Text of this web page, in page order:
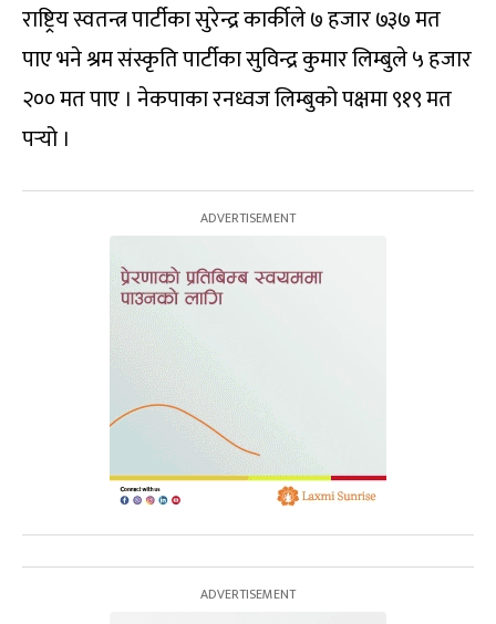
राष्ट्रिय स्वतन्त्र पार्टीका सुरेन्द्र कार्कीले ७ हजार ७३७ मत
पाए भने श्रम संस्कृति पार्टीका सुविन्द्र कुमार लिम्बुले ५ हजार
२०० मत पाए । नेकपाका रनध्वज लिम्बुको पक्षमा ९१९ मत
पर्‍यो ।